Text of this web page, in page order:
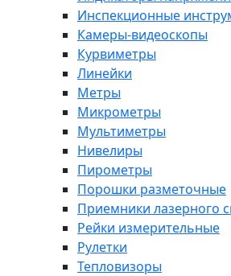
Инспекционные
Камеры-видеоскопы
Курвиметры
Линейки
Метры
Микрометры
Мультиметры
Нивелиры
Пирометры
Порошки разметочные
Приемники лазерного
Рейки измерительные
Рулетки
Тепловизоры